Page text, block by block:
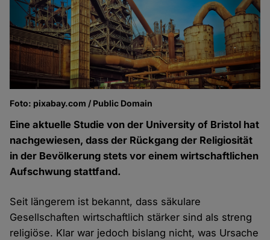
Foto: pixabay.com / Public Domain
Eine aktuelle Studie von der University of Bristol hat
nachgewiesen, dass der Rückgang der Religiosität
in der Bevölkerung stets vor einem wirtschaftlichen
Aufschwung stattfand.
Seit längerem ist bekannt, dass säkulare
Gesellschaften wirtschaftlich stärker sind als streng
religiöse. Klar war jedoch bislang nicht, was Ursache